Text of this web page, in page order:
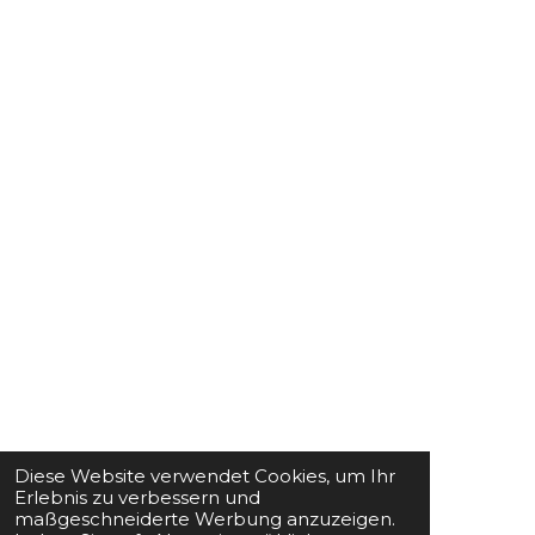
Diese Website verwendet Cookies, um Ihr
Erlebnis zu verbessern und
maßgeschneiderte Werbung anzuzeigen.